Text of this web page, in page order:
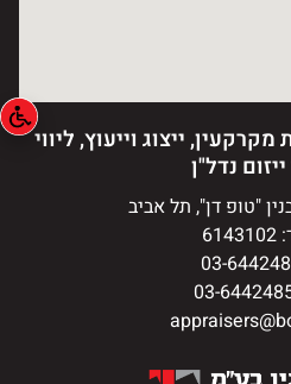
ייצוג וייעוץ, ליווי
נדל"ן